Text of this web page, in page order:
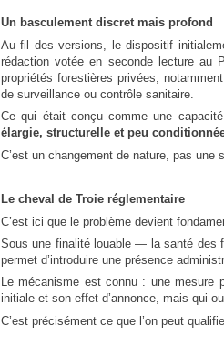
Un basculement discret mais profond
Au fil des versions, le dispositif
rédaction votée en seconde lecture au
propriétés forestières privées,
de surveillance ou contrôle sanitaire.
Ce qui était conçu comme une
élargie, structurelle et peu
C’est un changement de nature, pas une
Le cheval de Troie réglementaire
C’est ici que le problème devient
Sous une finalité louable — la santé des
permet d’introduire une présence
Le mécanisme est connu : une mesure
initiale et son effet d’annonce, mais qui
C’est précisément ce que l’on peut